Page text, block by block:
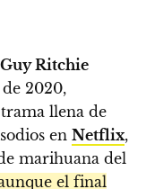
Guy Ritchie
2020,
llena de
en Netflix,
marihuana del
el final